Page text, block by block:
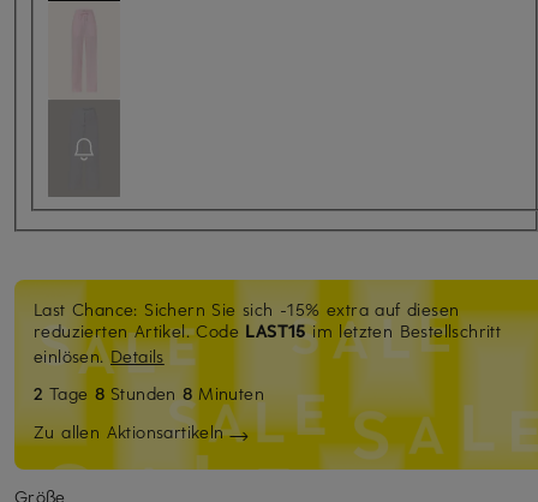
Last Chance: Sichern Sie sich -15% extra auf diesen
reduzierten Artikel. Code LAST15im letzten Bestellschritt
einlösen.Details
2 Tage8 Stunden8 Minuten
Zu allen Aktionsartikeln
Größe